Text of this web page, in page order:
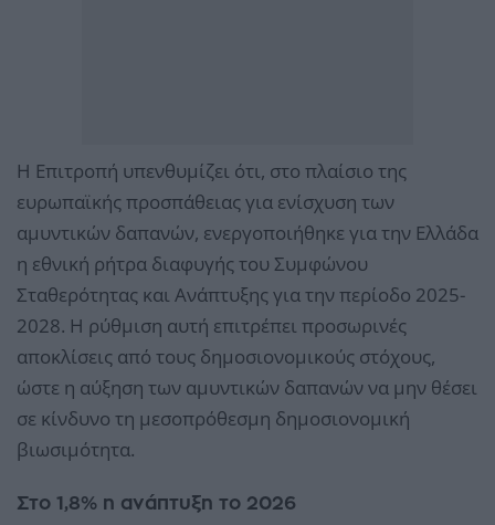
Η Επιτροπή υπενθυμίζει ότι, στο πλαίσιο της
ευρωπαϊκής προσπάθειας για ενίσχυση των
αμυντικών δαπανών, ενεργοποιήθηκε για την Ελλάδα
η εθνική ρήτρα διαφυγής του Συμφώνου
Σταθερότητας και Ανάπτυξης για την περίοδο 2025-
2028. Η ρύθμιση αυτή επιτρέπει προσωρινές
αποκλίσεις από τους δημοσιονομικούς στόχους,
ώστε η αύξηση των αμυντικών δαπανών να μην θέσει
σε κίνδυνο τη μεσοπρόθεσμη δημοσιονομική
βιωσιμότητα.
Στο 1,8% η ανάπτυξη το 2026